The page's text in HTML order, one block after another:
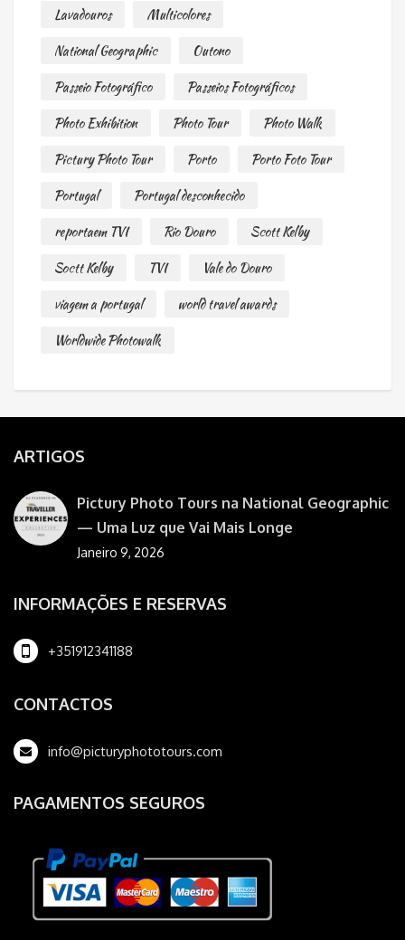
Lavadouros
Multicolores
National Geographic
Outono
Passeio Fotográfico
Passeios Fotográficos
Photo Exhibition
Photo Tour
Photo Walk
Pictury Photo Tour
Porto
Porto Foto Tour
Portugal
Portugal desconhecido
reportaem TVI
Rio Douro
Scott Kelby
Soctt Kelby
TVI
Vale do Douro
viagem a portugal
world travel awards
Worldwide Photowalk
ARTIGOS
Pictury Photo Tours na National Geographic
— Uma Luz que Vai Mais Longe
Janeiro 9, 2026
INFORMAÇÕES E RESERVAS
+351912341188
CONTACTOS
info@picturyphototours.com
PAGAMENTOS SEGUROS